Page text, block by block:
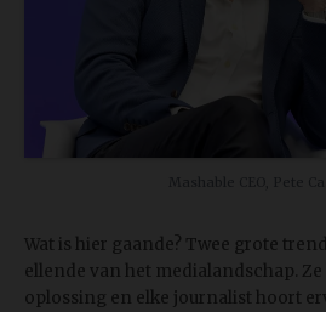
Wat is hier gaande? Twee grote
ellende van het medialandschap.
oplossing en elke journalist hoort